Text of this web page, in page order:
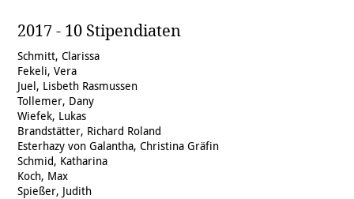
2017 - 10 Stipendiaten
Schmitt, Clarissa
Fekeli, Vera
Juel, Lisbeth Rasmussen
Tollemer, Dany
Wiefek, Lukas
Brandstätter, Richard Roland
Esterhazy von Galantha, Christina Gräfin
Schmid, Katharina
Koch, Max
Spießer, Judith